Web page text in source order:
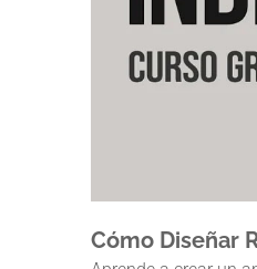
Cómo Diseñar